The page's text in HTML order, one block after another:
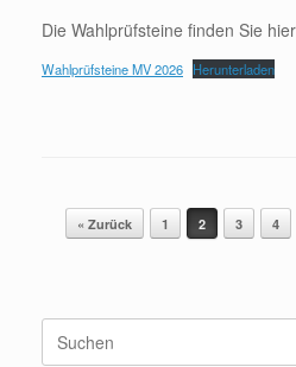
Die Wahlprüfsteine finden Sie
Wahlprüfsteine MV 2026 Herunterladen
Beitragsnavigation
« Zurück 1 2 3 4
Suchen
nach: